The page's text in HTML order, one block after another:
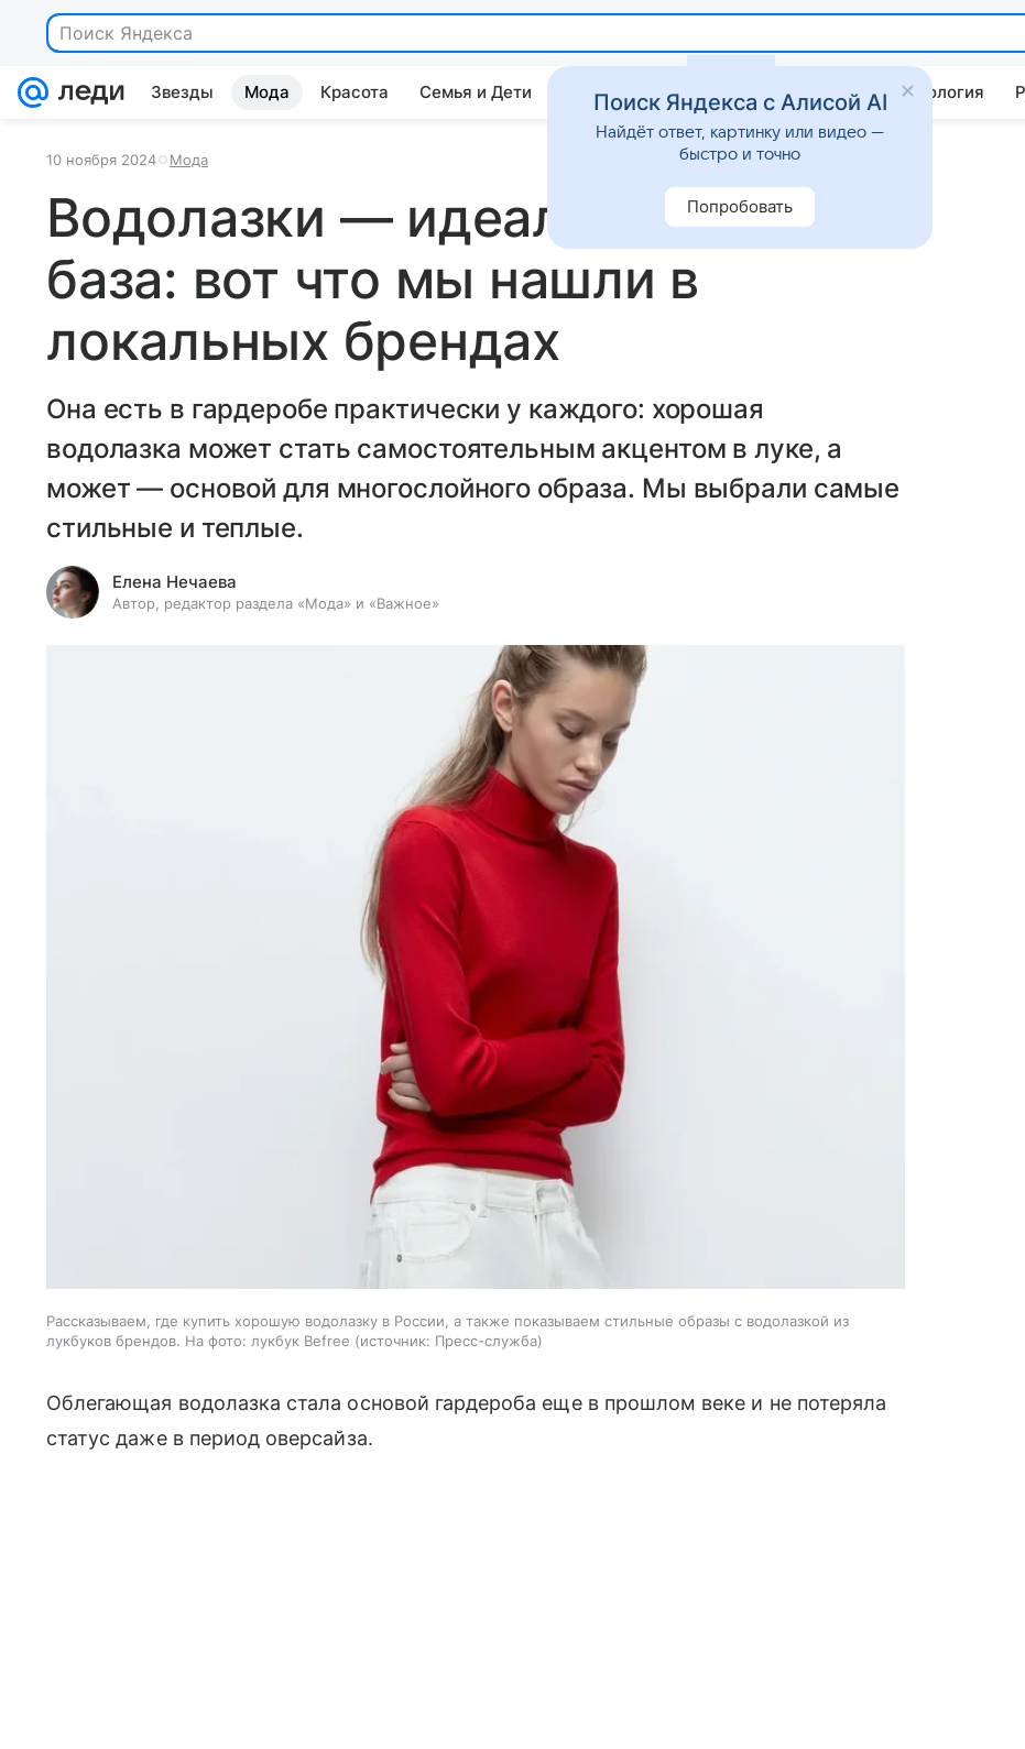
Поиск Яндекса
Звезды Мода Красота Семья и Дети Дом Гороскопы Стиль жизни Психология
10 ноября 2024 Мода
Водолазки — идеальная зимняя
база: вот что мы нашли в
локальных брендах
Она есть в гардеробе практически у каждого: хорошая
водолазка может стать самостоятельным акцентом в луке, а
может — основой для многослойного образа. Мы выбрали самые
стильные и теплые.
Елена Нечаева
Автор, редактор раздела «Мода» и «Важное»
Рассказываем, где купить хорошую водолазку в России, а также показываем стильные образы с водолазкой из
лукбуков брендов. На фото: лукбук Befree
источник: Пресс-служба
Облегающая водолазка стала основой гардероба еще в прошлом веке и не потеряла
статус даже в период оверсайза.
Поиск Яндекса с Алисой AI
Найдёт ответ, картинку или видео —
быстро и точно
Попробовать